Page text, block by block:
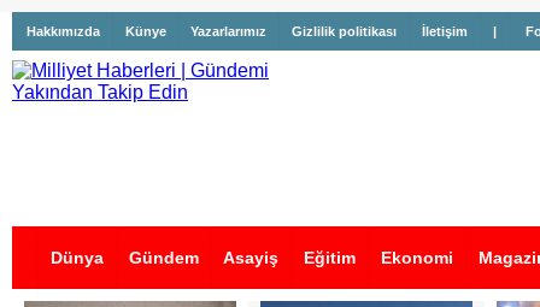
Hakkımızda Künye Yazarlarımız Gizlilik politikası İletişim |
Dünya Gündem Asayiş Eğitim Ekonomi